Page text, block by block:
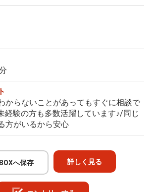
からないことがあってもすぐに相談で
経験の方も多数活躍しています♪/同じ
方がいるから安心
へ保存 詳しく見る